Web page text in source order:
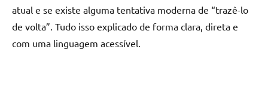
atual e se existe alguma tentativa moderna de “trazê-lo
de volta”. Tudo isso explicado de forma clara, direta e
com uma linguagem acessível.